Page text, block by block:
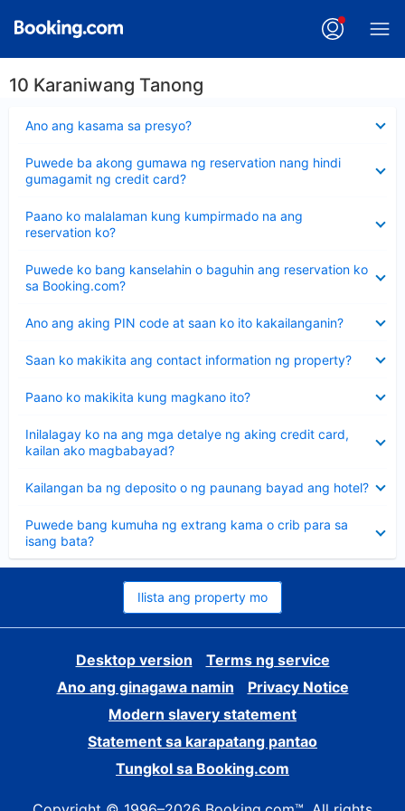
10 Karaniwang Tanong
Ano ang kasama sa presyo?
ang
Puwede ba akong gumawa ng reservation nang hindi
gumagamit ng credit card?
ang
sagot
Paano ko malalaman kung kumpirmado na ang
reservation ko?
ang
sagot
Puwede ko bang kanselahin o baguhin ang reservation ko
sa Booking.com?
ang
sagot
Ano ang aking PIN code at saan ko ito kakailanganin?
ang
Saan ko makikita ang contact information ng property?
ang
Paano ko makikita kung magkano ito?
ang
Inilalagay ko na ang mga detalye ng aking credit card,
kailan ako magbabayad?
ang
sagot
Kailangan ba ng deposito o ng paunang bayad ang hotel?
ang
Puwede bang kumuha ng extrang kama o crib para sa
isang bata?
ang
sagot
Ilista ang property mo
Desktop version
Terms ng service
Ano ang ginagawa namin
Privacy Notice
Modern slavery statement
Statement sa karapatang pantao
Tungkol sa Booking.com